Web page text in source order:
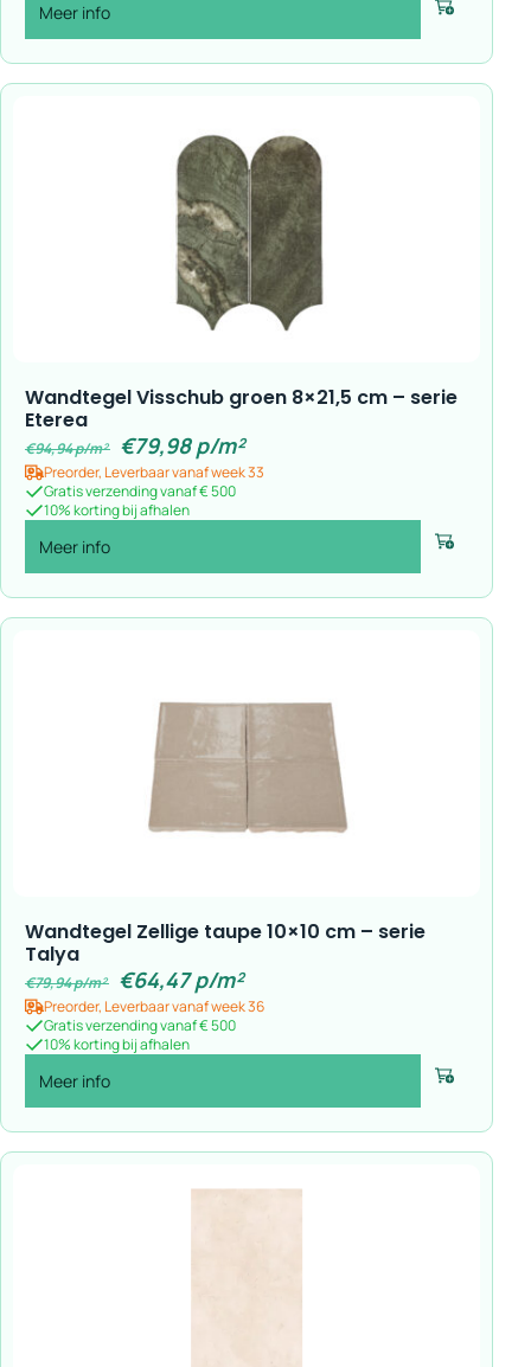
Meer info Voeg toe
Wandtegel Visschub groen 8×21,5 cm – serie
Eterea
€94,94p/m² €79,98p/m²
Preorder, Leverbaar vanaf week 33
Gratis verzending vanaf € 500
10% korting bij afhalen
Meer info Voeg toe
Wandtegel Zellige taupe 10×10 cm – serie
Talya
€79,94p/m² €64,47p/m²
Preorder, Leverbaar vanaf week 36
Gratis verzending vanaf € 500
10% korting bij afhalen
Meer info Voeg toe